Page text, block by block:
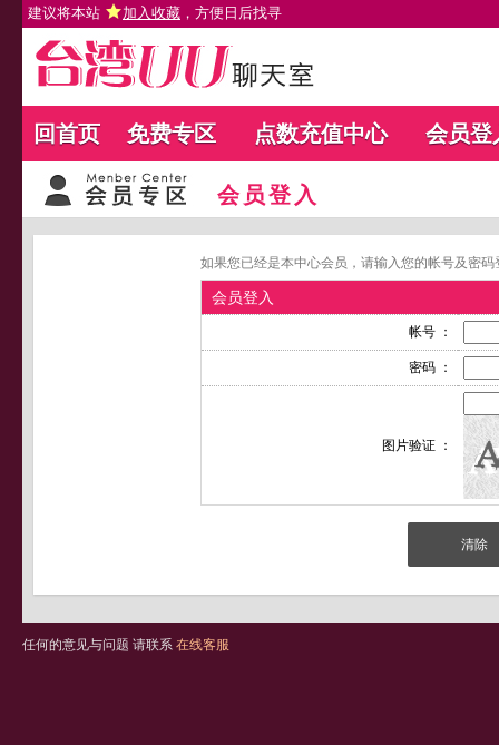
建议将本站 加入收藏 ，方便日后找寻
回首页 免费专区 点数充值中心 会员登
会员登入
如果您已经是本中心会员，请输入您的帐号及密
会员登入
帐号 ：
密码 ：
图片验证 ：
任何的意见与问题 请联系 在线客服